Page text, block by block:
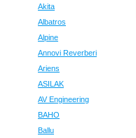
Akita
Albatros
Alpine
Annovi Reverberi
Ariens
ASILAK
AV Engineering
BAHO
Ballu